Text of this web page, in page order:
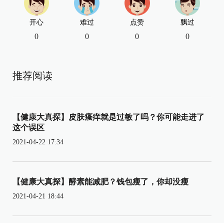
开心
0
难过
0
点赞
0
飘过
0
推荐阅读
【健康大真探】皮肤瘙痒就是过敏了吗？你可能走进了
这个误区
2021-04-22 17:34
【健康大真探】酵素能减肥？钱包瘦了，你却没瘦
2021-04-21 18:44